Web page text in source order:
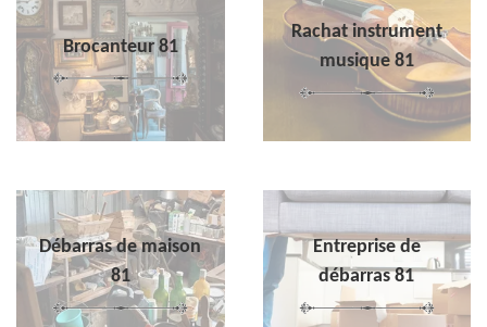
Brocanteur 81
Rachat instrument
musique 81
Débarras de maison
81
Entreprise de
débarras 81